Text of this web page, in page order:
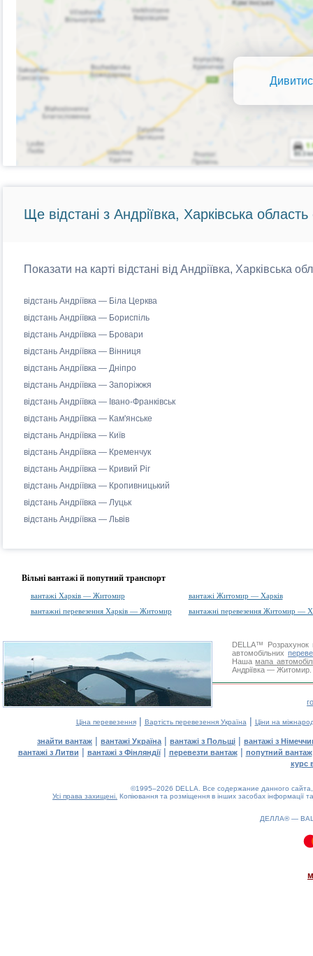
Ще відстані з Андріївка, Харківська
Показати на карті відстані від Андріївка, Харківська
відстань Андріївка — Біла Церква
відстань Андріївка — Бориспіль
відстань Андріївка — Бровари
відстань Андріївка — Вінниця
відстань Андріївка — Дніпро
відстань Андріївка — Запоріжжя
відстань Андріївка — Івано-Франківськ
відстань Андріївка — Кам'янське
відстань Андріївка — Київ
відстань Андріївка — Кременчук
відстань Андріївка — Кривий Ріг
відстань Андріївка — Кропивницький
відстань Андріївка — Луцьк
відстань Андріївка — Львів
Вільні вантажі й попутний транспорт
вантажі Харків — Житомир
вантажі Житомир — Харків
вантажні перевезення Харків — Житомир
вантажні перевезення Житомир —
DELLA™
Розрахунок
автомобільних
Нашамапа
Андріївка — Житомир.
Ціна перевезення| Вартість перевезення Україна | Ціни на
знайти вантаж | вантажі Україна | вантажі з Польщі | вантажі з
вантажі з Литви | вантажі з Фінляндії| перевезти вантаж| попутний вантаж
курс
©1995–2026 DELLA. Все содержание данного
Усі права захищені. Копіювання та розміщення в інших засобах інформації
ДЕЛЛА® —